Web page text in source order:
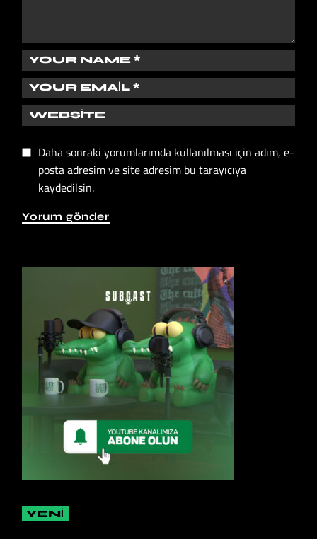
Daha sonraki yorumlarımda kullanılması için adım, e-
posta adresim ve site adresim bu tarayıcıya
kaydedilsin.
Yorum gönder
YENİ